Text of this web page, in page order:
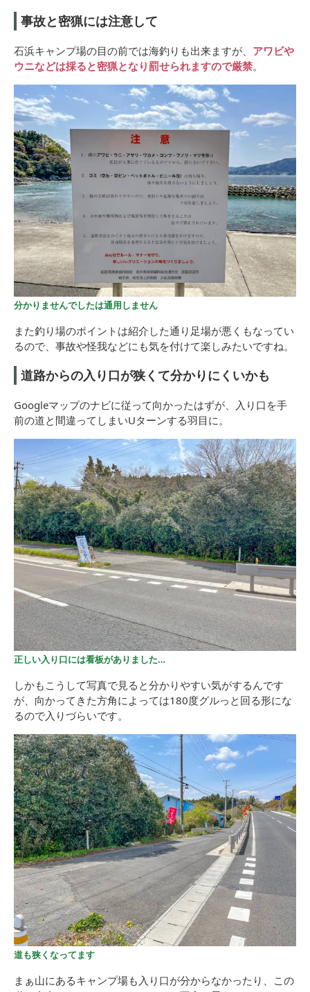
事故と密猟には注意して
石浜キャンプ場の目の前では海釣りも出来ますが、 アワビや
ウニなどは採ると密猟となり罰せられますので厳禁。
分かりませんでしたは通用しません
また釣り場のポイントは紹介した通り足場が悪くもなってい
るので、事故や怪我などにも気を付けて楽しみたいですね。
道路からの入り口が狭くて分かりにくいかも
Googleマップのナビに従って向かったはずが、入り口を手
前の道と間違ってしまいUターンする羽目に。
正しい入り口には看板がありました…
しかもこうして写真で見ると分かりやすい気がするんです
が、向かってきた方角によっては180度グルっと回る形にな
るので入りづらいです。
道も狭くなってます
まぁ山にあるキャンプ場も入り口が分からなかったり、この